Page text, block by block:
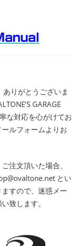
りがとうございま
GARAGE
な対応を心がけてお
ルフォームよりお
注文頂いた場合、
とい
すので、迷惑メー
致します。